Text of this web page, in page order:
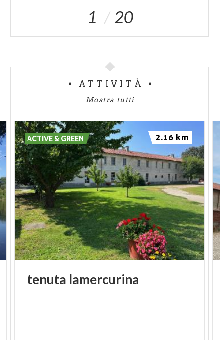
1 20
ATTIVITÀ
Mostra tutti
tenuta lamercurina
ACTIVE & GREEN 2.16 km